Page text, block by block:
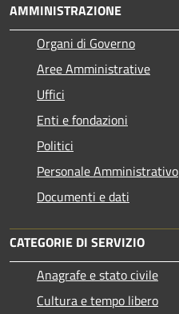
AMMINISTRAZIONE
Organi di Governo
Aree Amministrative
Uffici
Enti e fondazioni
Politici
Personale Amministrativo
Documenti e dati
CATEGORIE DI SERVIZIO
Anagrafe e stato civile
Cultura e tempo libero